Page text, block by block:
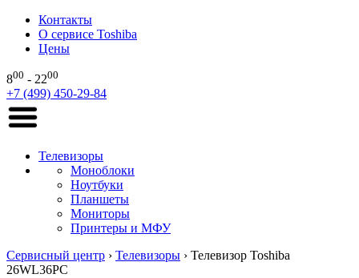
Контакты
О сервисе Toshiba
Цены
800 - 2200
+7 (499) 450-29-84
Телевизоры
Моноблоки
Ноутбуки
Планшеты
Мониторы
Принтеры и МФУ
Сервисный центр › Телевизоры › Телевизор Toshiba
26WL36PC